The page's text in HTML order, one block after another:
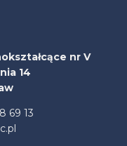
nr V
14
69 13